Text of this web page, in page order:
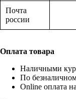
Почта
россии
Оплата товара
Наличными
По
Online оплата